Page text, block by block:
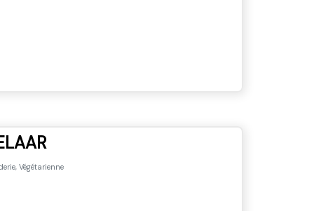
Végétarienne